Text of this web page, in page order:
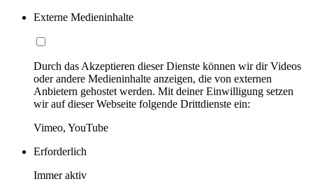
Externe Medieninhalte
Durch das Akzeptieren dieser Dienste können wir dir Videos
oder andere Medieninhalte anzeigen, die von externen
Anbietern gehostet werden. Mit deiner Einwilligung setzen
wir auf dieser Webseite folgende Drittdienste ein:
Vimeo, YouTube
Erforderlich
Immer aktiv